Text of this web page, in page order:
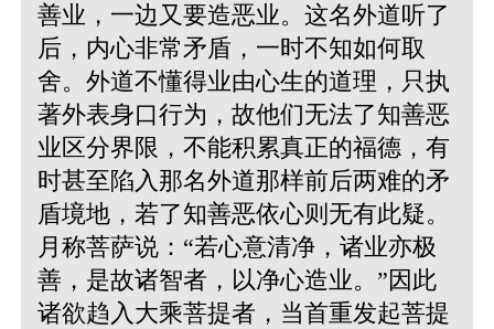
善业，一边又要造恶业。这名外道听了
后，内心非常矛盾，一时不知如何取
舍。外道不懂得业由心生的道理，只执
著外表身口行为，故他们无法了知善恶
业区分界限，不能积累真正的福德，有
时甚至陷入那名外道那样前后两难的矛
盾境地，若了知善恶依心则无有此疑。
月称菩萨说：“若心意清净，诸业亦极
善，是故诸智者，以净心造业。”因此
诸欲趋入大乘菩提者，当首重发起菩提